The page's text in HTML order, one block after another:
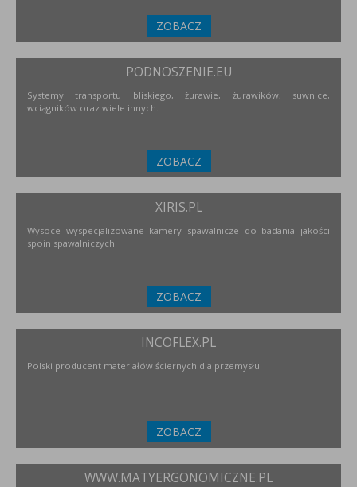
ZOBACZ
PODNOSZENIE.EU
Systemy transportu bliskiego, żurawie, żurawików, suwnice,
wciągników oraz wiele innych.
ZOBACZ
XIRIS.PL
Wysoce wyspecjalizowane kamery spawalnicze do badania jakości
spoin spawalniczych
ZOBACZ
INCOFLEX.PL
Polski producent materiałów ściernych dla przemysłu
ZOBACZ
WWW.MATYERGONOMICZNE.PL